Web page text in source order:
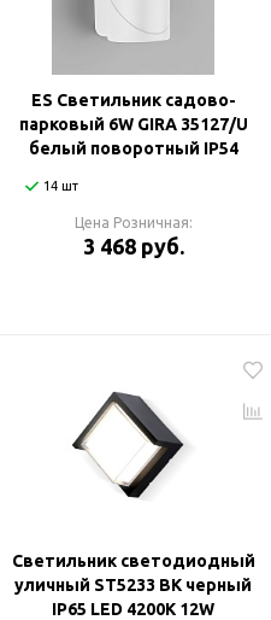
ES Светильник садово-
парковый 6W GIRA 35127/U
белый поворотный IP54
14 шт
Цена Розничная:
3 468 руб.
Светильник светодиодный
уличный ST5233 BK черный
IP65 LED 4200K 12W